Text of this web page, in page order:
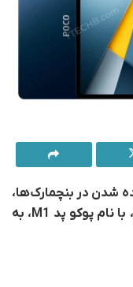
شدن در بنچمارک‌ها،
اطلاعات جدیدی از تبلت آینده برند پوکو، با نام پوکو پد M1، به